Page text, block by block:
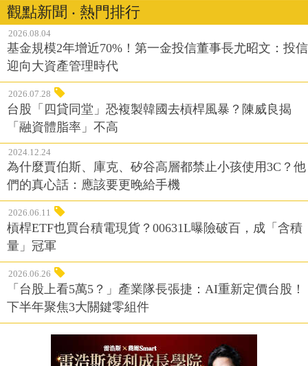
觀點新聞 ‧ 熱門排行
2026.08.04
基金規模2年增近70%！第一金投信董事長尤昭文：投信
迎向大資產管理時代
2026.07.28
台股「四貸同堂」恐複製韓國去槓桿風暴？陳威良揭
「融資體脂率」不高
2024.12.24
為什麼賈伯斯、庫克、矽谷高層都禁止小孩使用3C？他
們的真心話：應該要更晚給手機
2026.06.11
槓桿ETF也買台積電現貨？00631L曝險破百，成「含積
量」冠軍
2026.06.26
「台股上看5萬5？」產業隊長張捷：AI重新定價台股！
下半年聚焦3大關鍵零組件